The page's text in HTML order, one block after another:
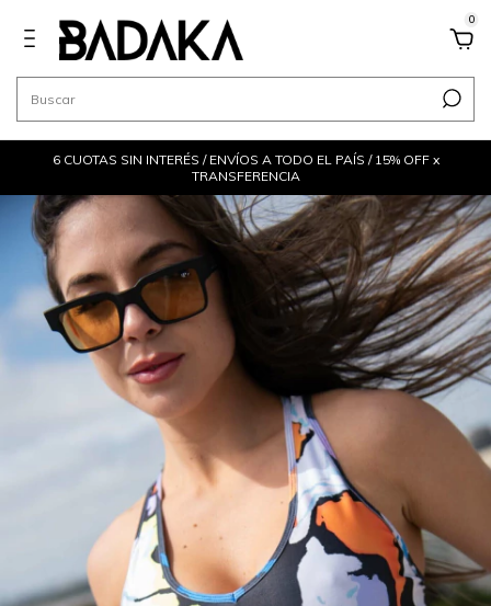
0
6 CUOTAS SIN INTERÉS / ENVÍOS A TODO EL PAÍS / 15% OFF x
TRANSFERENCIA